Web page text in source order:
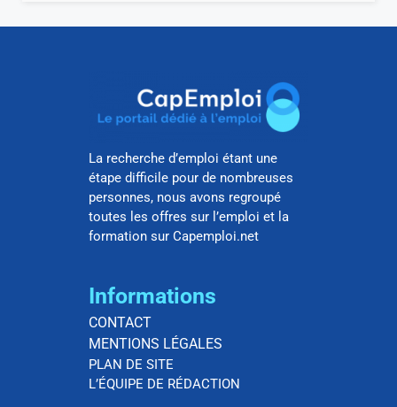
La recherche d’emploi étant une
étape difficile pour de nombreuses
personnes, nous avons regroupé
toutes les offres sur l’emploi et la
formation sur Capemploi.net
Informations
CONTACT
MENTIONS LÉGALES
PLAN DE SITE
L’ÉQUIPE DE RÉDACTION